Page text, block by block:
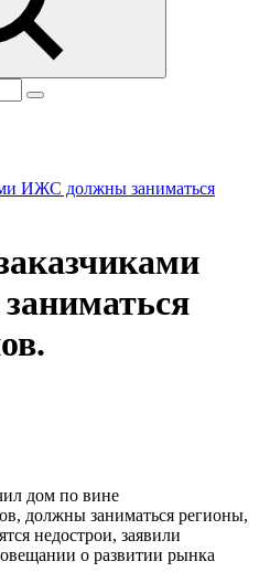
ИЖС должны заниматься
дом по вине
должны заниматься регионы,
недострои, заявили
о развитии рынка